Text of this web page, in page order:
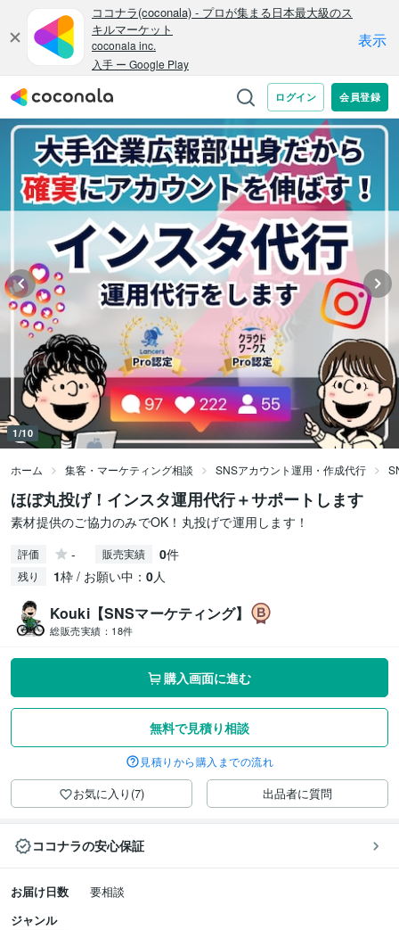
1/10
ホーム 集客・マーケティング相談 SNSアカウント運用・作成代行
ほぼ丸投げ！インスタ運用代行＋サポートします
素材提供のご協力のみでOK！丸投げで運用します！
評価 - 販売実績 0件
残り 1枠 / お願い中： 0人
Kouki【SNSマーケティング】
総販売実績： 18件
購入画面に進む
無料で見積り相談
見積りから購入までの流れ
お気に入り(7) 出品者に質問
ココナラの安心保証
お届け日数
要相談
ジャンル